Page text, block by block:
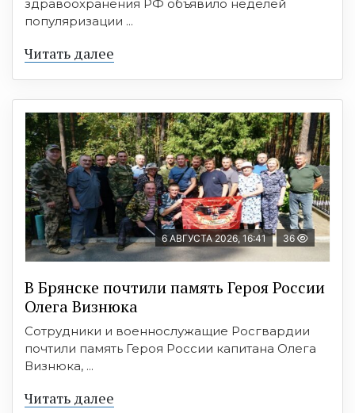
здравоохранения РФ объявило неделей
популяризации ...
Читать далее
6 АВГУСТА 2026, 16:41 36
В Брянске почтили память Героя России
Олега Визнюка
Сотрудники и военнослужащие Росгвардии
почтили память Героя России капитана Олега
Визнюка, ...
Читать далее